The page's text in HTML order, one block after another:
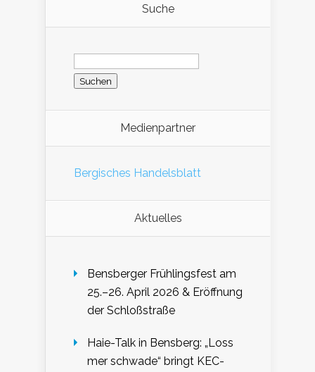
Suche
Suchen
Medienpartner
Bergisches Handelsblatt
Aktuelles
Bensberger Frühlingsfest am
25.–26. April 2026 & Eröffnung
der Schloßstraße
Haie-Talk in Bensberg: „Loss
mer schwade“ bringt KEC-